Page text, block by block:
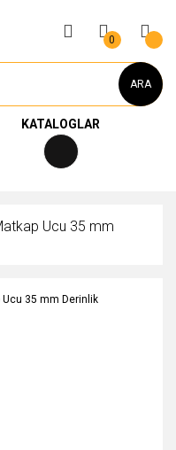
ARA
KATALOGLAR
0
Ucu 35 mm